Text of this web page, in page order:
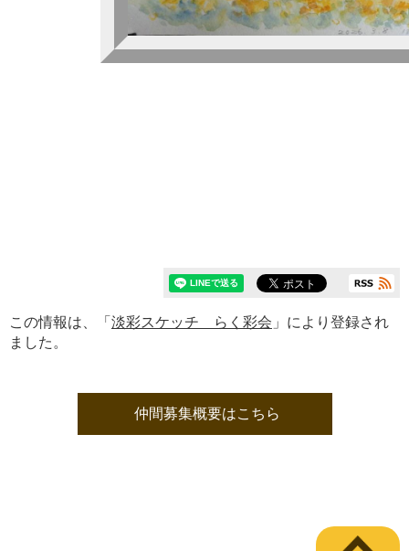
この情報は、「 淡彩スケッチ らく彩会 」により登録され
ました。
仲間募集概要はこちら